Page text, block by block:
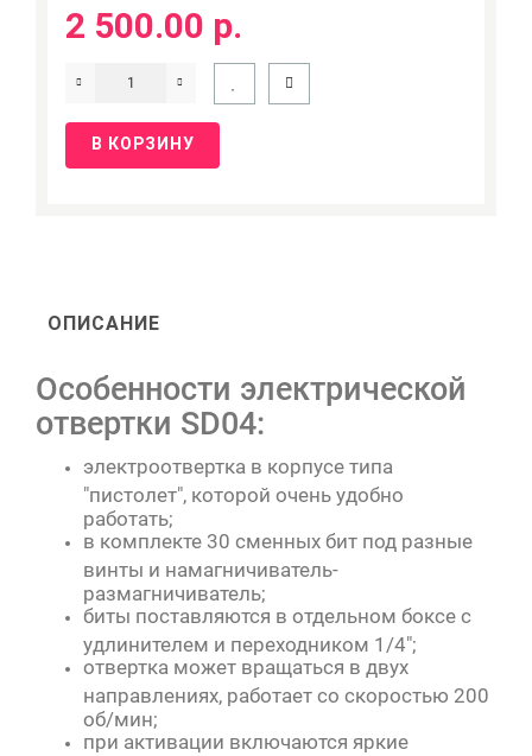
2 500.00 р.
В КОРЗИНУ
ОПИСАНИЕ
Особенности электрической
отвертки SD04:
электроотвертка в корпусе типа
"пистолет", которой очень удобно
работать;
в комплекте 30 сменных бит под разные
винты и намагничиватель-
размагничиватель;
биты поставляются в отдельном боксе с
удлинителем и переходником 1/4";
отвертка может вращаться в двух
направлениях, работает со скоростью 200
об/мин;
при активации включаются яркие